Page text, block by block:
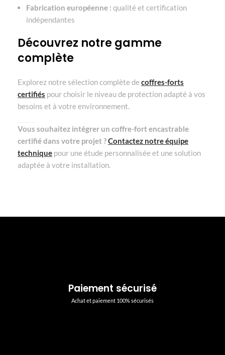
Fabrication européenne : qualité et certification
indépendantes
Découvrez notre gamme
complète
Explorez notre sélection complète de coffres-forts
certifiés pour choisir le niveau de protection adapté à vos
besoins et à votre environnement.
Vous souhaitez intégrer un coffre-fort encastrable
certifié dans votre projet ?Contactez notre équipe
technique pour une étude personnalisée et une solution
adaptée à votre installation.
Paiement sécurisé
Achat et paiement 100% sécurisés